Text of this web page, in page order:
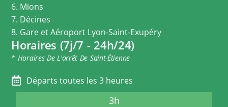
6. Mions
7. Décines
8. Gare et Aéroport Lyon-Saint-Exupéry
Horaires (7j/7 - 24h/24)
* Horaires De L'arrêt De Saint-Étienne
Départs toutes les 3 heures
3h